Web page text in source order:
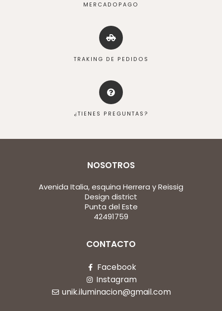
MERCADOPAGO
TRAKING DE PEDIDOS
¿TIENES PREGUNTAS?
NOSOTROS
Avenida Italia, esquina Herrera y Reissig
Design district
Punta del Este
42491759
CONTACTO
Facebook
Instagram
unik.iluminacion@gmail.com